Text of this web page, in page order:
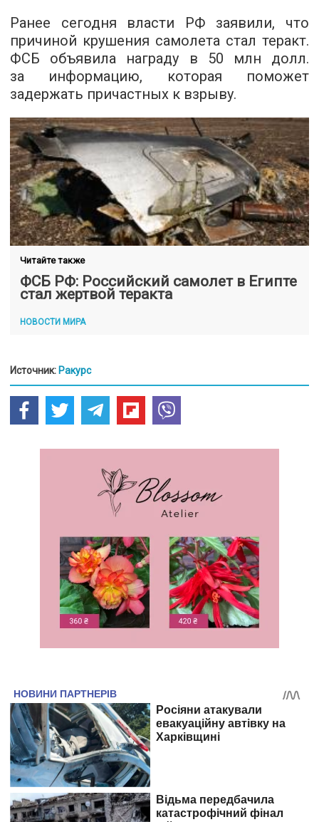
Ранее сегодня власти РФ заявили, что
причиной крушения самолета стал теракт.
ФСБ объявила награду в 50 млн долл.
за информацию, которая поможет
задержать причастных к взрыву.
Читайте также
ФСБ РФ: Российский самолет в Египте
стал жертвой теракта
НОВОСТИ МИРА
Источник: Ракурс